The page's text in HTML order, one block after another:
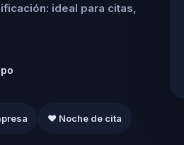
ideal para citas,
❤️ Noche de cita